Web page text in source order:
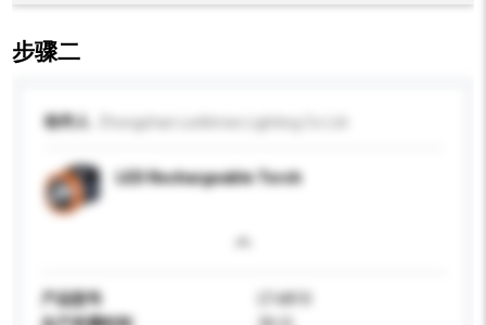
步骤二
收件人
LED Rechargeable Torch
产品型号
LT-6810